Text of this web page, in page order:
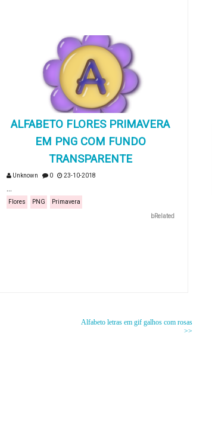
ALFABETO FLORES PRIMAVERA
EM PNG COM FUNDO
TRANSPARENTE
Unknown 0 23-10-2018
...
Flores PNG Primavera
bRelated
Alfabeto letras em gif galhos com rosas
>>